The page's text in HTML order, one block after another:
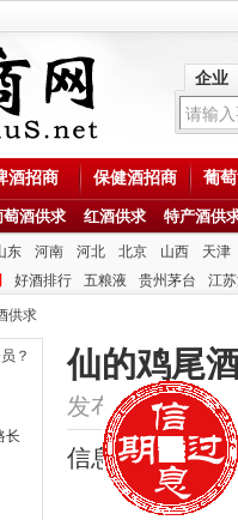
企业
酒招商 保健酒招商 葡
萄酒供求 红酒供求 特产酒供
东 河南 河北 北京 山西
天津
好酒排行 五粮液 贵州茅台 江
供求
？
长
仙的鸡尾
发布时间：
信息类型：招商